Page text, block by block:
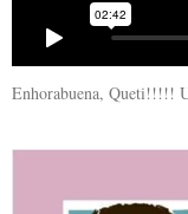
Enhorabuena, Queti!!!!!